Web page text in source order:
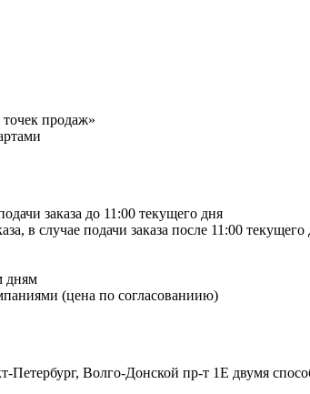
продаж»
заказа до 11:00 текущего дня
в случае подачи заказа после 11:00
дням
(цена по согласованиию)
Волго-Донской пр-т 1Е двумя